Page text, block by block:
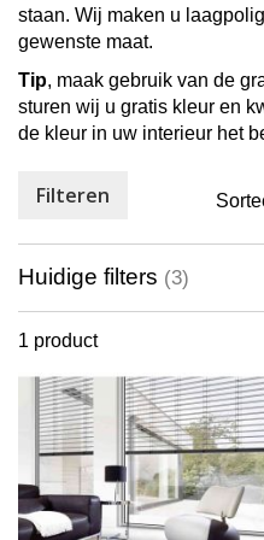
staan. Wij maken u
gewenste maat.
Tip, maak gebruik van de
sturen wij u gratis kleur en
de kleur in uw interieur het
1 product
Filteren
Huidige filters